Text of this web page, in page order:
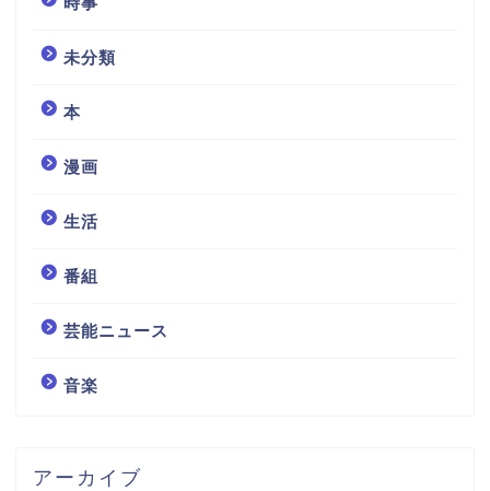
未分類
本
漫画
生活
番組
芸能ニュース
音楽
アーカイブ